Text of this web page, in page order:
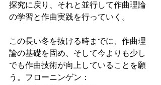
探究に戻り、それと並行して作曲理論
の学習と作曲実践を行っていく。
この長い冬を抜ける時までに、作曲理
論の基礎を固め、そして今よりも少し
でも作曲技術が向上していることを願
う。フローニンゲン：